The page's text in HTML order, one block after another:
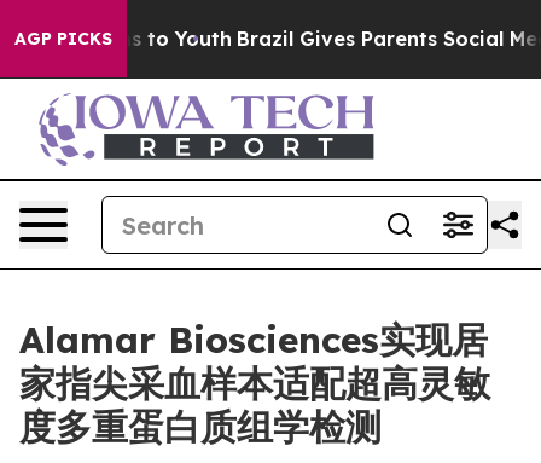
AGP PICKS
Harms to Youth Brazil Gives Parents Social Media
Alamar Biosciences实现居
家指尖采血样本适配超高灵敏
度多重蛋白质组学检测